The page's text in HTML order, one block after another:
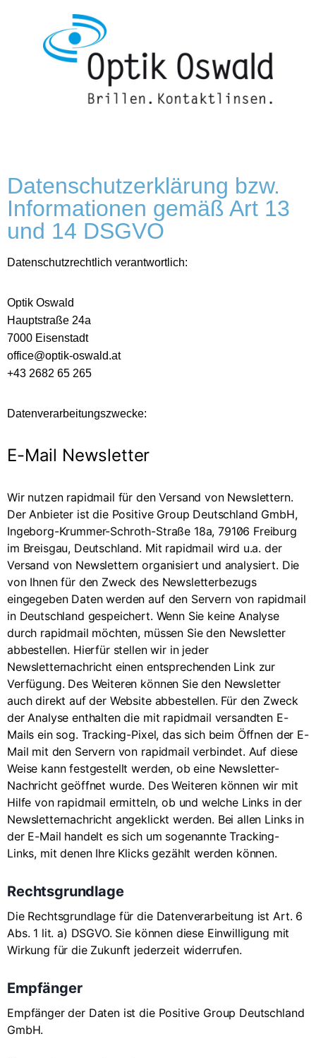
Datenschutzerklärung bzw.
Informationen gemäß Art 13
und 14 DSGVO
Datenschutzrechtlich verantwortlich:
Optik Oswald
Hauptstraße 24a
7000 Eisenstadt
office@optik-oswald.at
+43 2682 65 265
Datenverarbeitungszwecke:
E-Mail Newsletter
Wir nutzen rapidmail für den Versand von Newslettern.
Der Anbieter ist die Positive Group Deutschland GmbH,
Ingeborg-Krummer-Schroth-Straße 18a, 79106 Freiburg
im Breisgau, Deutschland. Mit rapidmail wird u.a. der
Versand von Newslettern organisiert und analysiert. Die
von Ihnen für den Zweck des Newsletterbezugs
eingegeben Daten werden auf den Servern von rapidmail
in Deutschland gespeichert. Wenn Sie keine Analyse
durch rapidmail möchten, müssen Sie den Newsletter
abbestellen. Hierfür stellen wir in jeder
Newsletternachricht einen entsprechenden Link zur
Verfügung. Des Weiteren können Sie den Newsletter
auch direkt auf der Website abbestellen. Für den Zweck
der Analyse enthalten die mit rapidmail versandten E-
Mails ein sog. Tracking-Pixel, das sich beim Öffnen der E-
Mail mit den Servern von rapidmail verbindet. Auf diese
Weise kann festgestellt werden, ob eine Newsletter-
Nachricht geöffnet wurde. Des Weiteren können wir mit
Hilfe von rapidmail ermitteln, ob und welche Links in der
Newsletternachricht angeklickt werden. Bei allen Links in
der E-Mail handelt es sich um sogenannte Tracking-
Links, mit denen Ihre Klicks gezählt werden können.
Rechtsgrundlage
Die Rechtsgrundlage für die Datenverarbeitung ist Art. 6
Abs. 1 lit. a) DSGVO. Sie können diese Einwilligung mit
Wirkung für die Zukunft jederzeit widerrufen.
Empfänger
Empfänger der Daten ist die Positive Group Deutschland
GmbH.